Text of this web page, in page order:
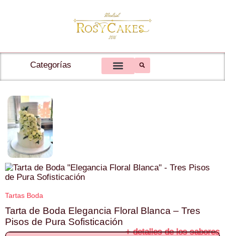
Categorías
Tartas Boda
Tarta de Boda Elegancia Floral Blanca – Tres
Pisos de Pura Sofisticación
+ detalles de los sabores